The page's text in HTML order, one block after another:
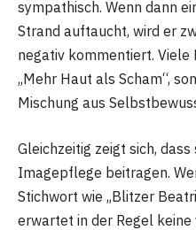
sympathisch. Wenn dann
Strand auftaucht, wird er
negativ kommentiert. Viele
„Mehr Haut als Scham“,
Mischung aus
Gleichzeitig zeigt sich,
Imagepflege beitragen.
Stichwort wie „Blitzer
erwartet in der Regel